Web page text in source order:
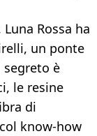
Rossa ha
un ponte
è
le resine
di
know-how